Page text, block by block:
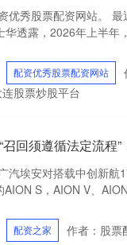
优秀股票配资网站。
华透露，2026年上半年
配资优秀股票配资网站
连股票炒股平台
回须遵循法定流程
汽埃安对搭载中创新
S，AION V、
配资之家 作者：股票